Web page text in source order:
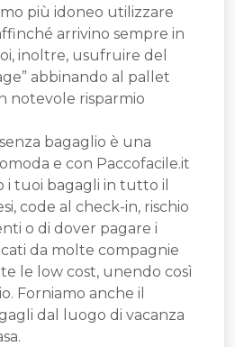
più idoneo utilizzare
arrivino sempre in
inoltre, usufruire del
abbinando al pallet
notevole risparmio
bagaglio è una
e con Paccofacile.it
i tuoi bagagli in tutto il
code al check-in, rischio
o di dover pagare i
da molte compagnie
le low cost, unendo così
Forniamo anche il
dal luogo di vacanza